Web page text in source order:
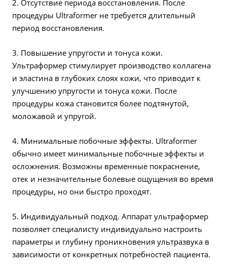
2. Отсутствие периода восстановления. После
процедуры Ultraformer не требуется длительный
период восстановления.
3. Повышение упругости и тонуса кожи.
Ультраформер стимулирует производство коллагена
и эластина в глубоких слоях кожи, что приводит к
улучшению упругости и тонуса кожи. После
процедуры кожа становится более подтянутой,
моложавой и упругой.
4. Минимальные побочные эффекты. Ultraformer
обычно имеет минимальные побочные эффекты и
осложнения. Возможны временные покраснение,
отек и незначительные болевые ощущения во время
процедуры, но они быстро проходят.
5. Индивидуальный подход. Аппарат ультраформер
позволяет специалисту индивидуально настроить
параметры и глубину проникновения ультразвука в
зависимости от конкретных потребностей пациента.